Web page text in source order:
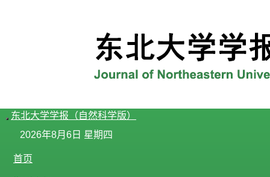
换
东北大学学报（自然科学版）
2026年8月6日 星期四
首页